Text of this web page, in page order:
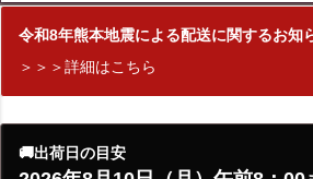
令和8年熊本地震による配送に関するお知
＞＞＞詳細はこちら
🚚出荷日の目安